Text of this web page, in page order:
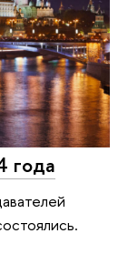
года